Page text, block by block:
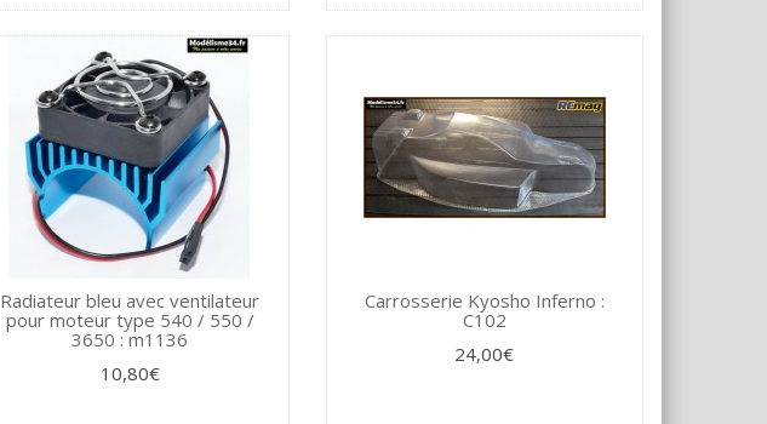
Radiateur bleu avec ventilateur
pour moteur type 540 / 550 /
3650 : m1136
10,80€
Carrosserie Kyosho Inferno :
C102
24,00€